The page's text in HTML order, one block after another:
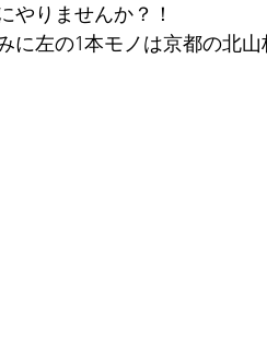
やりませんか？！
左の1本モノは京都の北山